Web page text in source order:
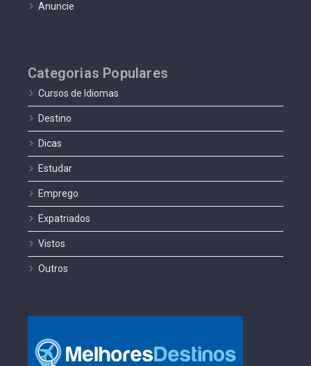
Anuncie
Categorias Populares
Cursos de Idiomas
Destino
Dicas
Estudar
Emprego
Expatriados
Vistos
Outros